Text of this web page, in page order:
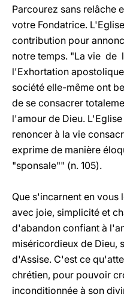
Parcourez sans relâche
votre Fondatrice.
contribution pour
notre temps. "La vie
l'Exhortation apostolique
société elle-même ont
de se consacrer
l'amour de Dieu.
renoncer à la vie
exprime de manière
"sponsale"" (n. 105).
Que s'incarnent en vous
avec joie, simplicité et
d'abandon confiant à
miséricordieux de Dieu,
d'Assise. C'est ce
chrétien, pour pouvoir
inconditionnée à son